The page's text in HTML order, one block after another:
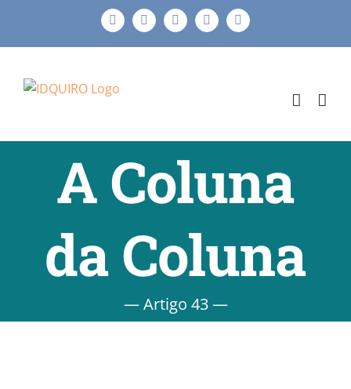
o
FacebookInstagram
X LinkedIn
E-
A Coluna
da Coluna
— Artigo 43 —